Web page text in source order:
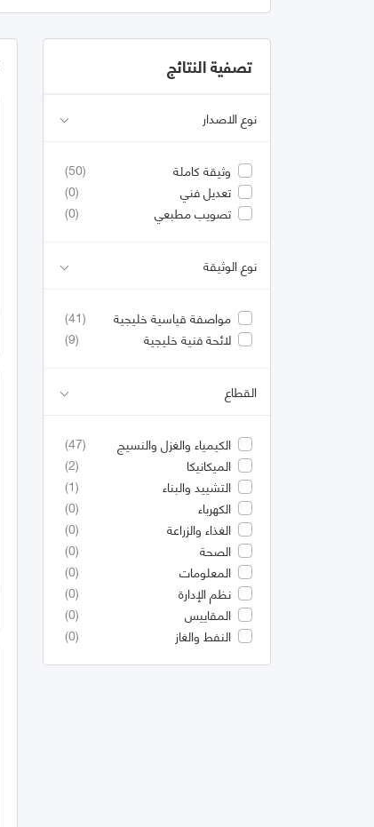
تصفية النتائج
نوع الاصدار
وثيقة كاملة
(50)
تعديل فني
(0)
تصويب مطبعي
(0)
نوع الوثيقة
مواصفة قياسية خليجية
(41)
لائحة فنية خليجية
(9)
القطاع
الكيمياء والغزل والنسيج
(47)
الميكانيكا
(2)
التشييد والبناء
(1)
الكهرباء
(0)
الغذاء والزراعة
(0)
الصحة
(0)
المعلومات
(0)
نظم الإدارة
(0)
المقاييس
(0)
النفط والغاز
(0)